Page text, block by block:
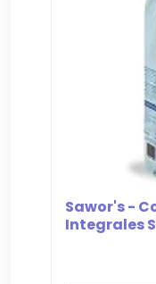
Sawor's -
Integrales